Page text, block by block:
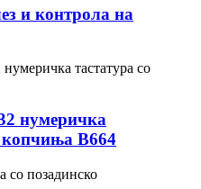
и контрола на
нумеричка
копчиња B664